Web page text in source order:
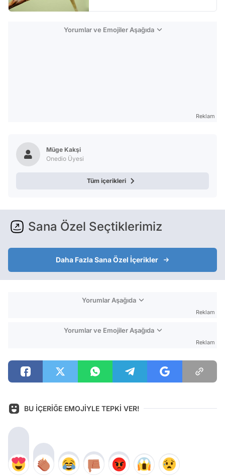
Yorumlar ve Emojiler Aşağıda
Reklam
Müge Kakşi
Onedio Üyesi
Tüm içerikleri
Sana Özel Seçtiklerimiz
Daha Fazla Sana Özel İçerikler
Yorumlar Aşağıda
Reklam
Yorumlar ve Emojiler Aşağıda
Reklam
BU İÇERİĞE EMOJİYLE TEPKİ VER!